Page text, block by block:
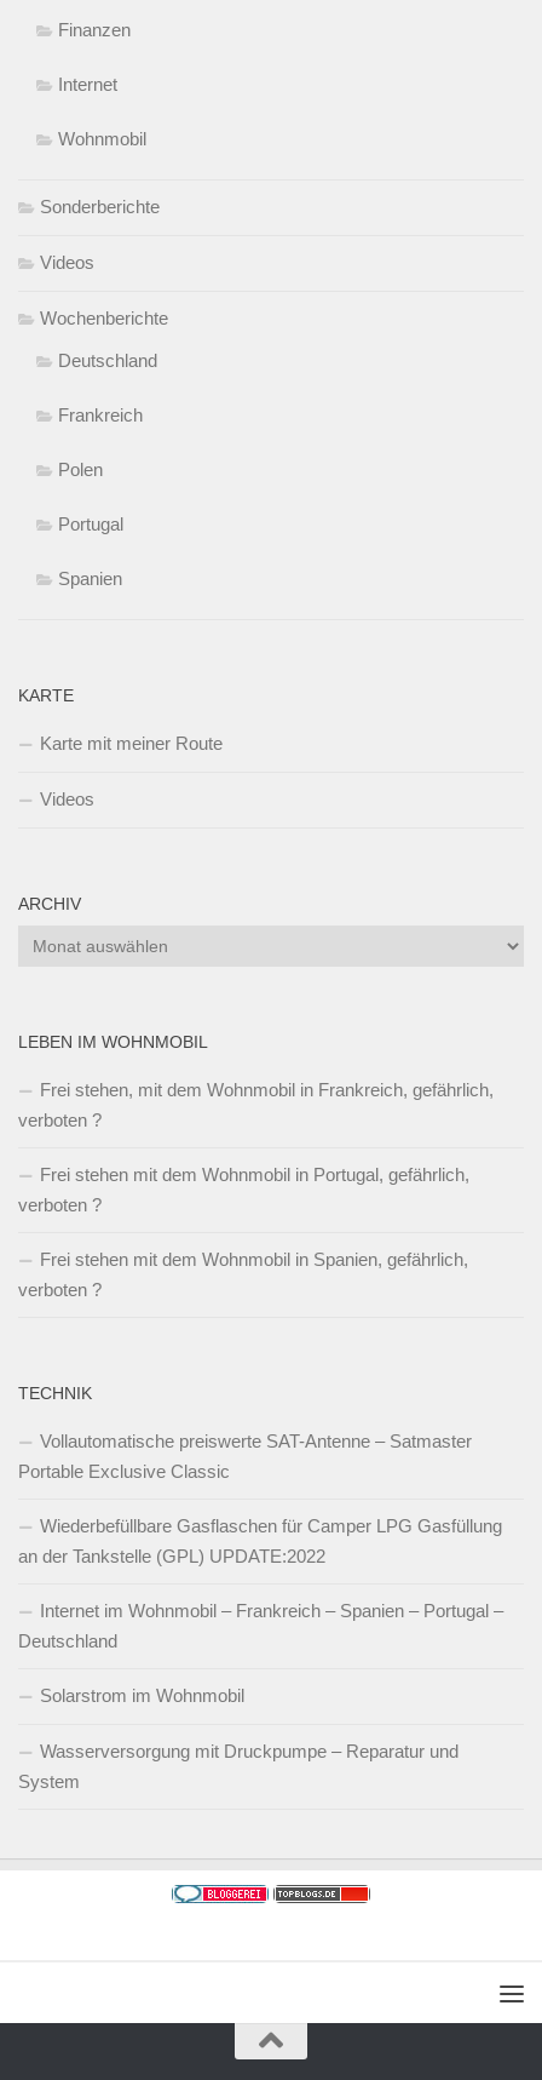
Finanzen
Internet
Wohnmobil
Sonderberichte
Videos
Wochenberichte
Deutschland
Frankreich
Polen
Portugal
Spanien
KARTE
Karte mit meiner Route
Videos
ARCHIV
Archiv
LEBEN IM WOHNMOBIL
Frei stehen, mit dem Wohnmobil in Frankreich, gefährlich,
verboten ?
Frei stehen mit dem Wohnmobil in Portugal, gefährlich,
verboten ?
Frei stehen mit dem Wohnmobil in Spanien, gefährlich,
verboten ?
TECHNIK
Vollautomatische preiswerte SAT-Antenne – Satmaster
Portable Exclusive Classic
Wiederbefüllbare Gasflaschen für Camper LPG Gasfüllung
an der Tankstelle (GPL) UPDATE:2022
Internet im Wohnmobil – Frankreich – Spanien – Portugal –
Deutschland
Solarstrom im Wohnmobil
Wasserversorgung mit Druckpumpe – Reparatur und
System